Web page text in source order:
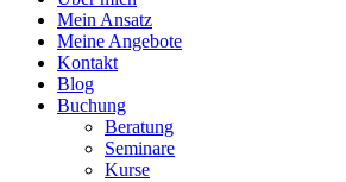
Mein Ansatz
Meine Angebote
Kontakt
Blog
Buchung
Beratung
Seminare
Kurse